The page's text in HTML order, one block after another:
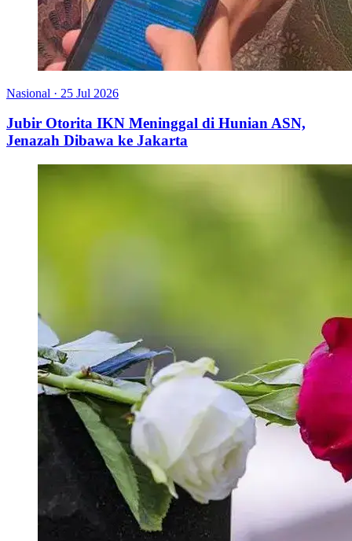
Nasional · 25 Jul 2026
Jubir Otorita IKN Meninggal di Hunian ASN,
Jenazah Dibawa ke Jakarta